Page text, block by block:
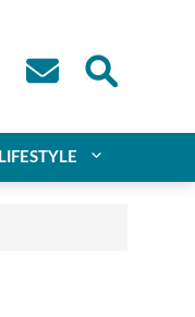
LIFESTYLE